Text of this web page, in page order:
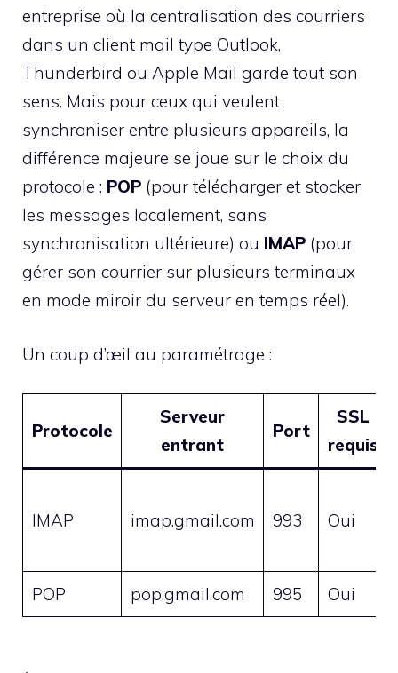
entreprise où la centralisation des courriers
dans un client mail type Outlook,
Thunderbird ou Apple Mail garde tout son
sens. Mais pour ceux qui veulent
synchroniser entre plusieurs appareils, la
différence majeure se joue sur le choix du
protocole : POP (pour télécharger et stocker
les messages localement, sans
synchronisation ultérieure) ou IMAP (pour
gérer son courrier sur plusieurs terminaux
en mode miroir du serveur en temps réel).
Un coup d’œil au paramétrage :
Protocole
Serveur
entrant
Port
SSL
requis
IMAP imap.gmail.com 993 Oui
POP pop.gmail.com 995 Oui